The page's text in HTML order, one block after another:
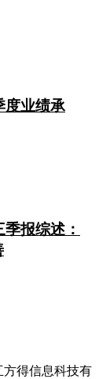
度业绩承
报综述：
方得信息科技有